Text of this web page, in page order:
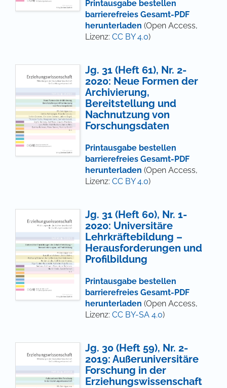
Printausgabe bestellen
barrierefreies Gesamt-PDF
herunterladen (Open Access,
Lizenz: CC BY 4.0)
Jg. 31 (Heft 61), Nr. 2-
2020: Neue Formen der
Archivierung,
Bereitstellung und
Nachnutzung von
Forschungsdaten
Printausgabe bestellen
barrierefreies Gesamt-PDF
herunterladen (Open Access,
Lizenz: CC BY 4.0)
Jg. 31 (Heft 60), Nr. 1-
2020: Universitäre
Lehrkräftebildung –
Herausforderungen und
Profilbildung
Printausgabe bestellen
barrierefreies Gesamt-PDF
herunterladen (Open Access,
Lizenz: CC BY-SA 4.0)
Jg. 30 (Heft 59), Nr. 2-
2019: Außeruniversitäre
Forschung in der
Erziehungswissenschaft